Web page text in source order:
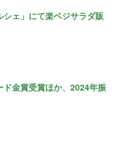
シェ」にて楽ベジサラダ販
ド金賞受賞ほか、2024年振